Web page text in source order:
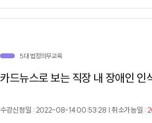
5대 법정의무교육
카드뉴스로 보는 직장 내 장애인 인
수강신청일 : 2022-08-14 00:53:28 | 취소가능일 :